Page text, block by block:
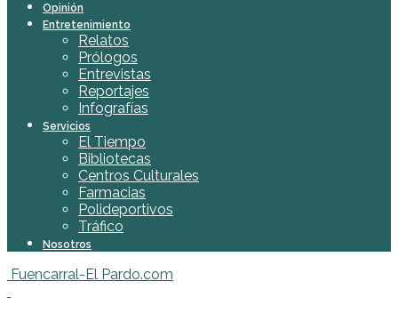
Opinión
Entretenimiento
Relatos
Prólogos
Entrevistas
Reportajes
Infografías
Servicios
El Tiempo
Bibliotecas
Centros Culturales
Farmacias
Polideportivos
Tráfico
Nosotros
Fuencarral-El Pardo.com